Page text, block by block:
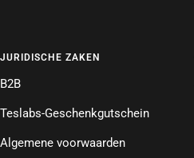
JURIDISCHE ZAKEN
B2B
Teslabs-Geschenkgutschein
Algemene voorwaarden